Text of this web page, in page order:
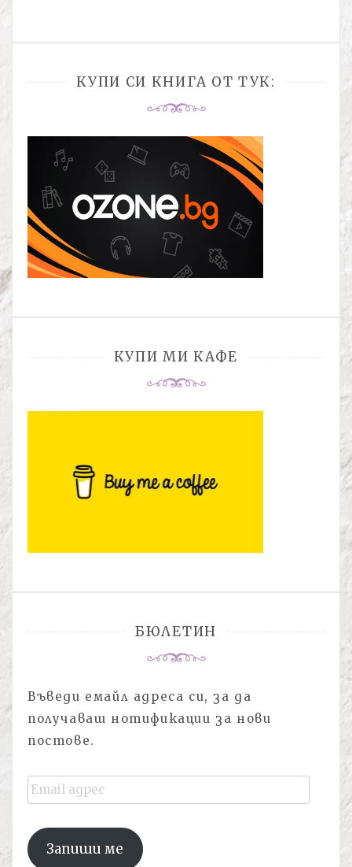
КУПИ СИ КНИГА ОТ ТУК:
КУПИ МИ КАФЕ
БЮЛЕТИН
Въведи емайл адреса си, за да
получаваш нотификации за нови
постове.
Email
адрес
Запиши ме